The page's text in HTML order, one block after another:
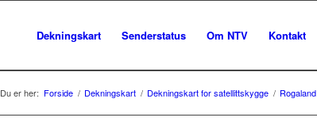
Dekningskart Senderstatus Om NTV Kontakt
Du er her: Forside / Dekningskart / Dekningskart for satellittskygge / Rogaland